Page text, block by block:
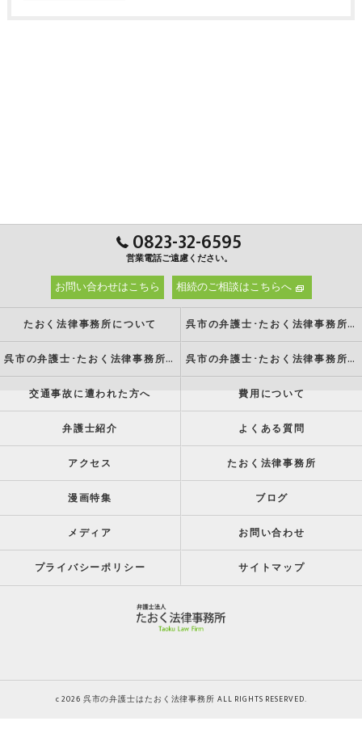
0823-32-6595
営業電話ご遠慮ください。
お問い合わせはこちら 相続のご相談はこちらへ
たおく法律事務所について 呉市の弁護士･たおく法律事務所の強み
呉市の弁護士･たおく法律事務所の特徴 呉市の弁護士･たおく法律事務所の方針
交通事故に遭われた方へ 費用について
弁護士紹介 よくある質問
アクセス たおく法律事務所
漫画特集 ブログ
メディア お問い合わせ
プライバシーポリシー サイトマップ
c 2026 呉市の弁護士はたおく法律事務所 ALL RIGHTS RESERVED.